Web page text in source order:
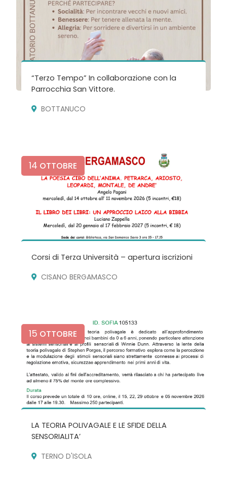
“Terzo Tempo” In collaborazione con la
Parrocchia San Vittore.
BOTTANUCO
14 OTTOBRE
Corsi di Terza Università – apertura iscrizioni
CISANO BERGAMASCO
15 OTTOBRE
LA TEORIA POLIVAGALE E LE SFIDE DELLA
SENSORIALITA’
TERNO D'ISOLA